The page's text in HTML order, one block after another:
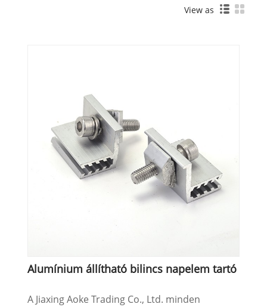
View as
Alumínium állítható bilincs napelem tartó
A Jiaxing Aoke Trading Co., Ltd. minden